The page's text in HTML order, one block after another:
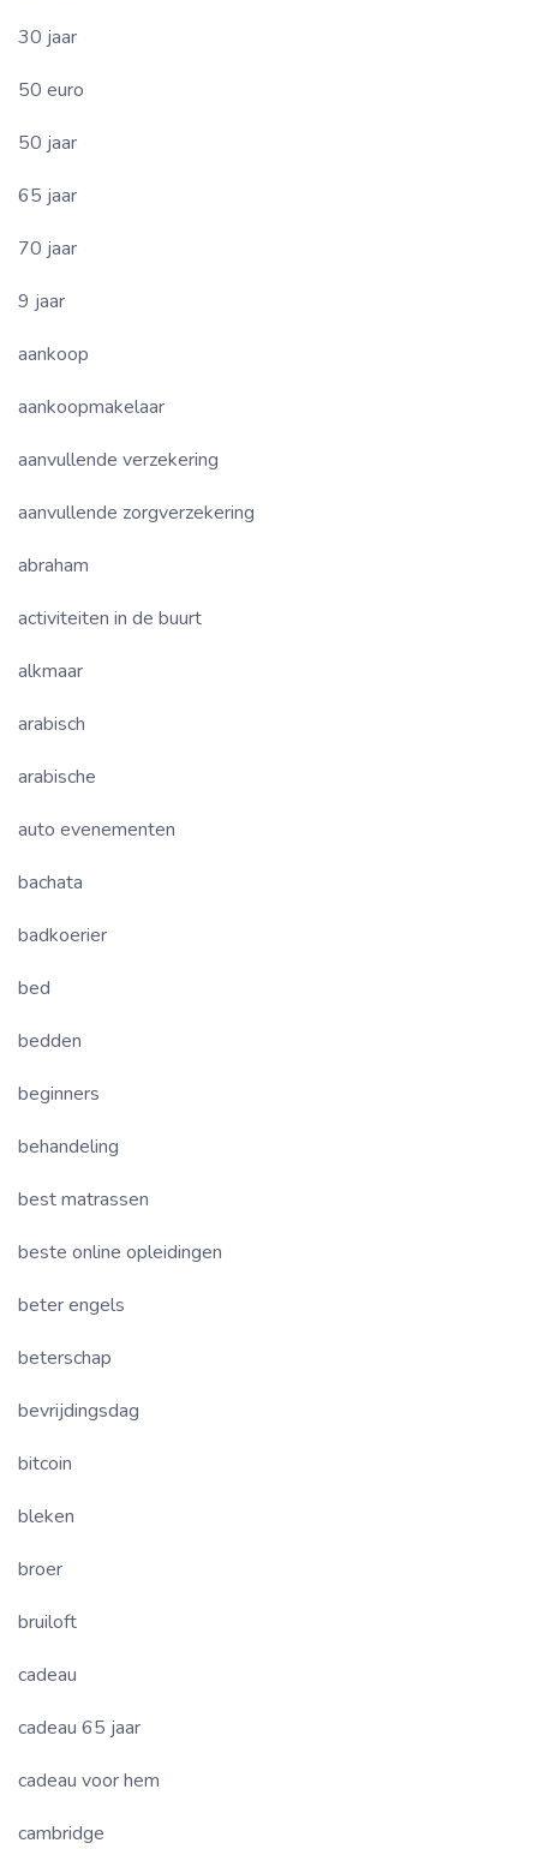
30 jaar
50 euro
50 jaar
65 jaar
70 jaar
9 jaar
aankoop
aankoopmakelaar
aanvullende verzekering
aanvullende zorgverzekering
abraham
activiteiten in de buurt
alkmaar
arabisch
arabische
auto evenementen
bachata
badkoerier
bed
bedden
beginners
behandeling
best matrassen
beste online opleidingen
beter engels
beterschap
bevrijdingsdag
bitcoin
bleken
broer
bruiloft
cadeau
cadeau 65 jaar
cadeau voor hem
cambridge